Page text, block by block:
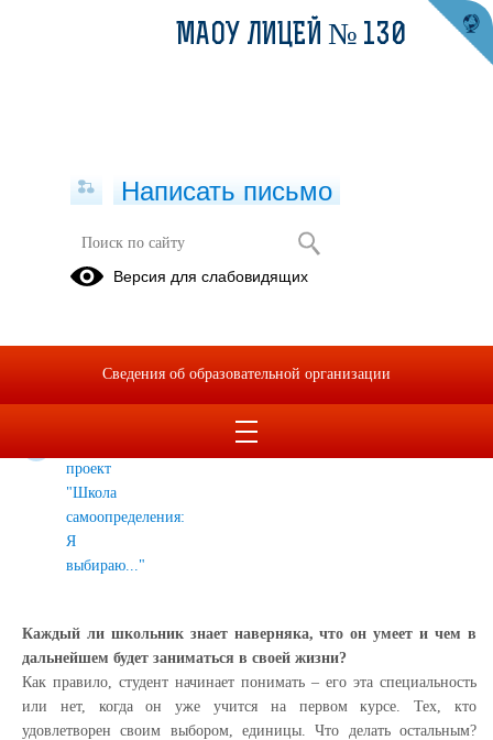
Профориентация
учреждениях
СПО и ВПО
проект
"Школа
самоопределения:
Я
выбираю..."
Каждый ли школьник знает наверняка, что он умеет и чем в
дальнейшем будет заниматься в своей жизни?
Как правило, студент начинает понимать – его эта специальность
или нет, когда он уже учится на первом курсе. Тех, кто
удовлетворен своим выбором, единицы. Что делать остальным?
МАОУ ЛИЦЕЙ № 130
Написать письмо
Версия для слабовидящих
Сведения об образовательной организации